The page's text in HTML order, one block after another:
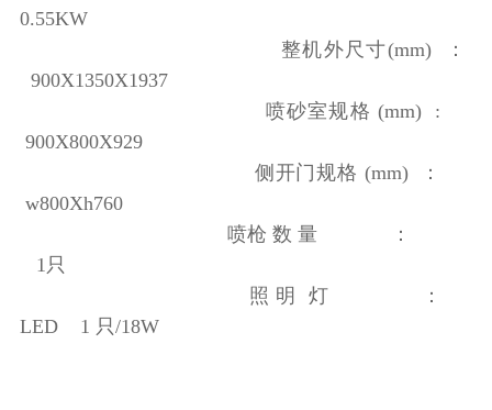
0.55KW
整机外尺寸(mm)：
900X1350X1937
喷砂室规格 (mm) :
900X800X929
侧开门规格 (mm) ：
w800Xh760
喷枪 数 量 ：
1只
照 明 灯 ：
LED 1 只/18W